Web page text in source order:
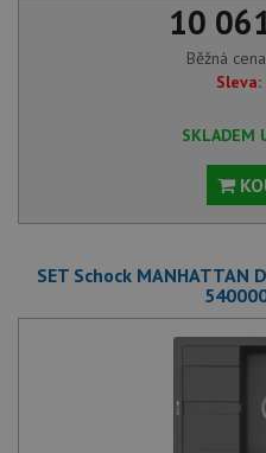
10
Běžná
Sleva:
SKLADEM
SET Schock MANHATTAN